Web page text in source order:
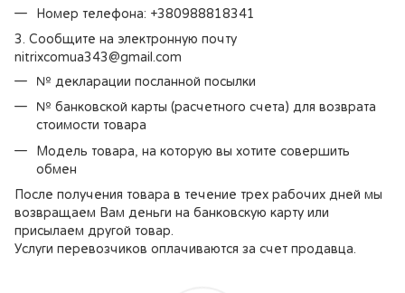
Номер телефона: +380988818341
3. Сообщите на электронную почту
nitrixcomua343@gmail.com
№ декларации посланной посылки
№ банковской карты (расчетного счета) для возврата
стоимости товара
Модель товара, на которую вы хотите совершить
обмен
После получения товара в течение трех рабочих дней мы
возвращаем Вам деньги на банковскую карту или
присылаем другой товар.
Услуги перевозчиков оплачиваются за счет продавца.